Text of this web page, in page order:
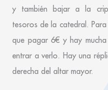
y también bajar a la
tesoros de la catedral.
que pagar 6€ y hay
entrar a verlo. Hay una
derecha del altar mayor.